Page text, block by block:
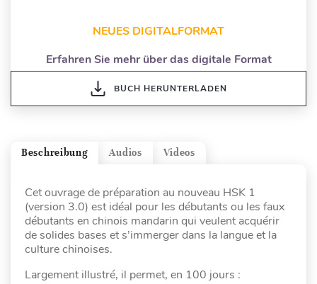
NEUES DIGITALFORMAT
Erfahren Sie mehr über das digitale Format
BUCH HERUNTERLADEN
Videos
Audios
Beschreibung
Cet ouvrage de préparation au nouveau HSK 1
(version 3.0) est idéal pour les débutants ou les faux
débutants en chinois mandarin qui veulent acquérir
de solides bases et s’immerger dans la langue et la
culture chinoises.
Largement illustré, il permet, en 100 jours :